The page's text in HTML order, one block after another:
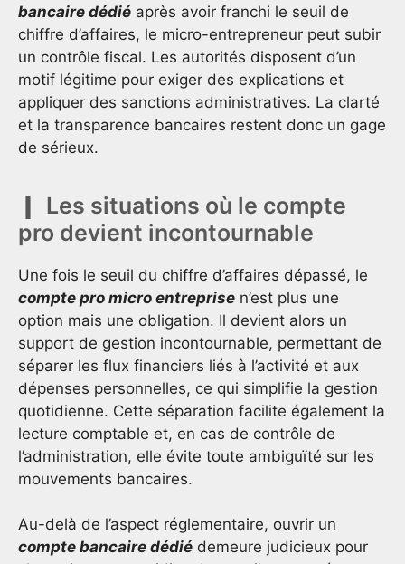
bancaire dédié après avoir franchi le seuil de
chiffre d’affaires, le micro-entrepreneur peut subir
un contrôle fiscal. Les autorités disposent d’un
motif légitime pour exiger des explications et
appliquer des sanctions administratives. La clarté
et la transparence bancaires restent donc un gage
de sérieux.
Les situations où le compte
pro devient incontournable
Une fois le seuil du chiffre d’affaires dépassé, le
compte pro micro entreprise n’est plus une
option mais une obligation. Il devient alors un
support de gestion incontournable, permettant de
séparer les flux financiers liés à l’activité et aux
dépenses personnelles, ce qui simplifie la gestion
quotidienne. Cette séparation facilite également la
lecture comptable et, en cas de contrôle de
l’administration, elle évite toute ambiguïté sur les
mouvements bancaires.
Au-delà de l’aspect réglementaire, ouvrir un
compte bancaire dédié demeure judicieux pour